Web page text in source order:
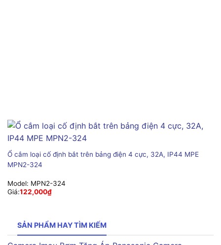
Ổ cắm loại cố định bắt trên bảng điện 4 cực, 32A, IP44 MPE
MPN2-324
Model: MPN2-324
Giá:122,000₫
SẢN PHẨM HAY TÌM KIẾM